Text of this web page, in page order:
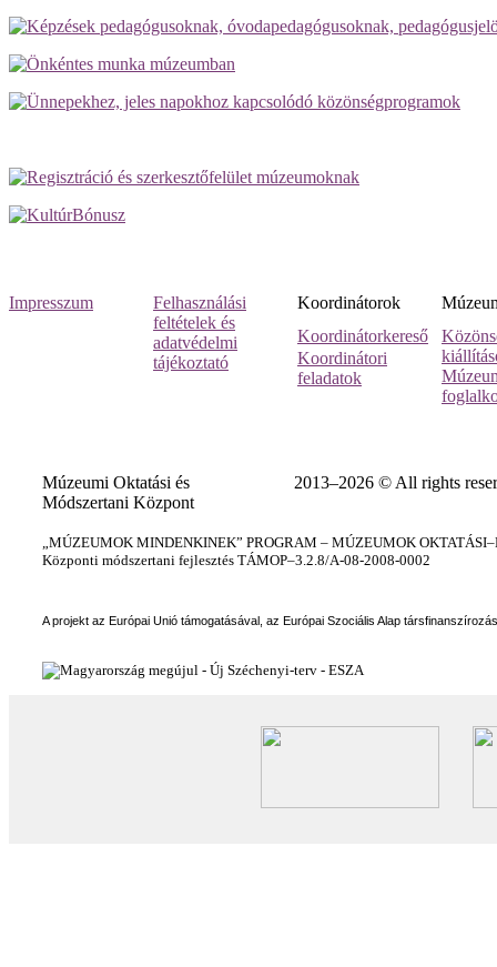
Impresszum
Felhasználási
feltételek és
adatvédelmi
tájékoztató
Koordinátorok
Koordinátorkereső
Koordinátori
feladatok
Múzeumi Oktatási és
Módszertani Központ
2013–2026 © All rights
„MÚZEUMOK MINDENKINEK” PROGRAM – MÚZEUMOK
Központi módszertani fejlesztés TÁMOP–3.2.8/A-08-2008-0002
A projekt az Európai Unió támogatásával, az Európai Szociális Alap